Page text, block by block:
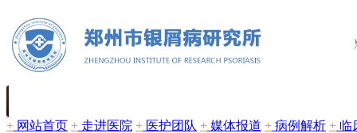
+ 网站首页 + 走进医院 + 医护团队 + 媒体报道 + 病例解析 + 临